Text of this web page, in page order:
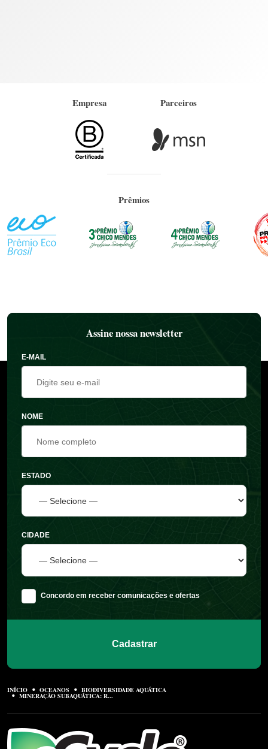
Empresa Parceiros
Prêmios
Assine nossa newsletter
E-MAIL
NOME
ESTADO
CIDADE
Concordo em receber comunicações e ofertas
Cadastrar
INÍCIO OCEANOS BIODIVERSIDADE AQUÁTICA
MINERAÇÃO SUBAQUÁTICA: R...